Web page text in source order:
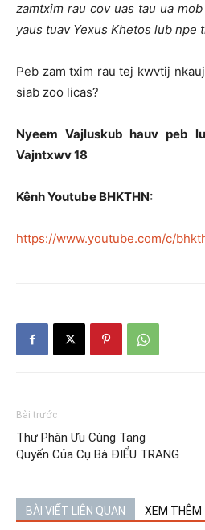
zamtxim rau cov uas tau ua
yaus tuav Yexus Khetos lub npe
Peb zam txim rau tej kwvtij
siab zoo licas?
Nyeem Vajluskub hauv peb
Vajntxwv 18
Kênh Youtube BHKTHN:
https://www.youtube.com/c/
Bài trước
Thư Phân Ưu Cùng Tang
Quyến Của Cụ Bà ĐIỂU TRANG
BÀI VIẾT LIÊN QUAN XEM THÊM